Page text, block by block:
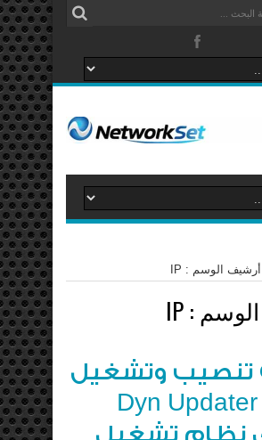
أرشيف الوسم : IP
:
IP
تنصيب وتشغيل
برنامج Dyn Updater
نظام تشغيل